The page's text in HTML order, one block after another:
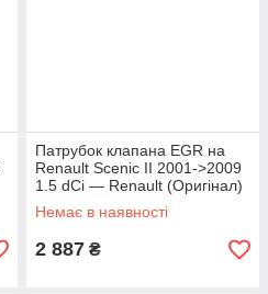
Патрубок клапана EGR на
Renault Scenic II 2001->2009
1.5 dCi — Renault (Оригінал)
- 8200068490
Немає в наявності
2 887 ₴